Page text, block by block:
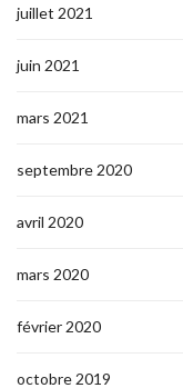
juillet 2021
juin 2021
mars 2021
septembre 2020
avril 2020
mars 2020
février 2020
octobre 2019